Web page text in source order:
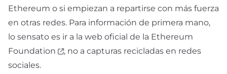
Ethereum o si empiezan a repartirse con más fuerza
en otras redes. Para información de primera mano,
lo sensato es ir a la web oficial de la Ethereum
Foundation
, no a capturas recicladas en redes
sociales.